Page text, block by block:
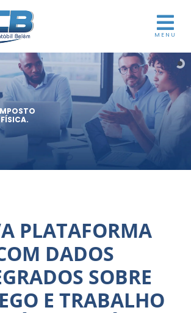
MENU
PLATAFORMA
DADOS
SOBRE
E TRABALHO